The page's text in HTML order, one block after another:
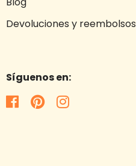
Devoluciones y reembolsos
Síguenos en: